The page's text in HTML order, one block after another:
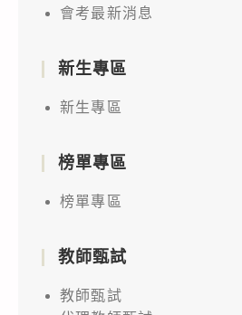
會考最新消息
新生專區
新生專區
榜單專區
榜單專區
教師甄試
教師甄試